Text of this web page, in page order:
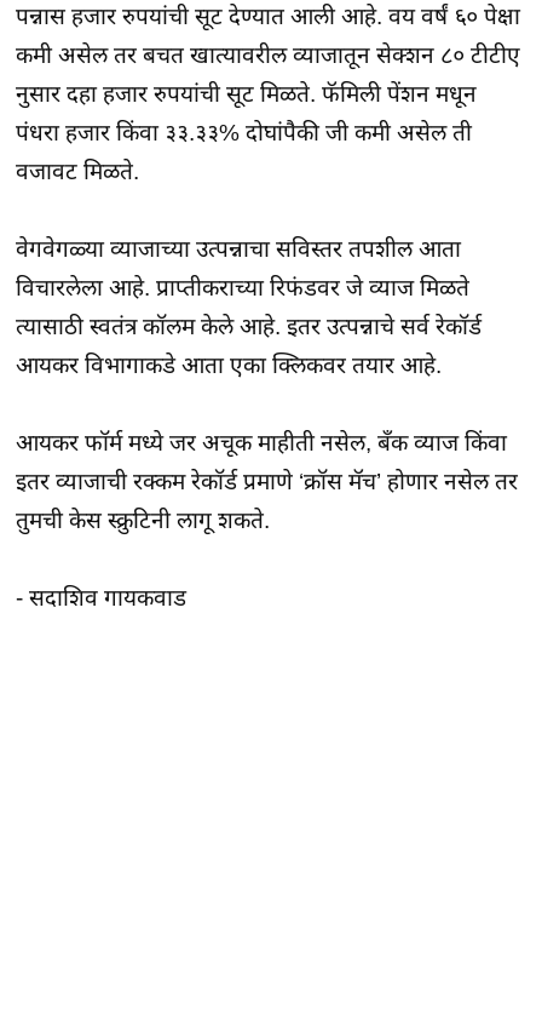
पन्नास हजार रुपयांची सूट देण्यात आली आहे. वय वर्षं ६० पेक्षा
कमी असेल तर बचत खात्यावरील व्याजातून सेक्शन ८० टीटीए
नुसार दहा हजार रुपयांची सूट मिळते. फॅमिली पेंशन मधून
पंधरा हजार किंवा ३३.३३% दोघांपैकी जी कमी असेल ती
वजावट मिळते.
वेगवेगळ्या व्याजाच्या उत्पन्नाचा सविस्तर तपशील आता
विचारलेला आहे. प्राप्तीकराच्या रिफंडवर जे व्याज मिळते
त्यासाठी स्वतंत्र कॉलम केले आहे. इतर उत्पन्नाचे सर्व रेकॉर्ड
आयकर विभागाकडे आता एका क्लिकवर तयार आहे.
आयकर फॉर्म मध्ये जर अचूक माहीती नसेल, बँक व्याज किंवा
इतर व्याजाची रक्कम रेकॉर्ड प्रमाणे ‘क्रॉस मॅच’ होणार नसेल तर
तुमची केस स्क्रुटिनी लागू शकते.
- सदाशिव गायकवाड